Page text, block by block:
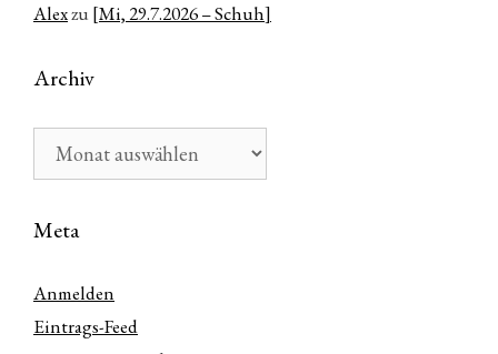
Alexzu [Mi, 29.7.2026 – Schuh]
Archiv
Meta
Anmelden
Eintrags-Feed